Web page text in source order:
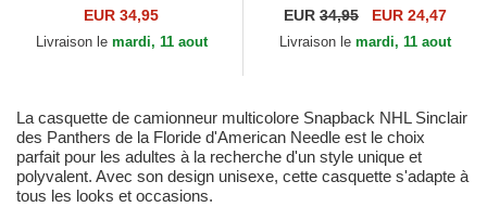
Stretch Snap Stated Toronto
Maple Leafs NHL New Era
EUR 34,95
Livraison le mardi, 11 aout
by Chevrolet Valin American
Needle
EUR 34,95 EUR 24,47
Livraison le mardi, 11 aout
La casquette de camionneur multicolore Snapback NHL Sinclair
des Panthers de la Floride d'American Needle est le choix
parfait pour les adultes à la recherche d'un style unique et
polyvalent. Avec son design unisexe, cette casquette s'adapte à
tous les looks et occasions.